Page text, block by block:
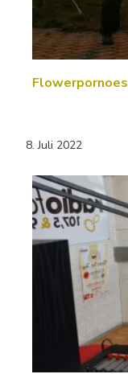
Flowerpornoes
8. Juli 2022